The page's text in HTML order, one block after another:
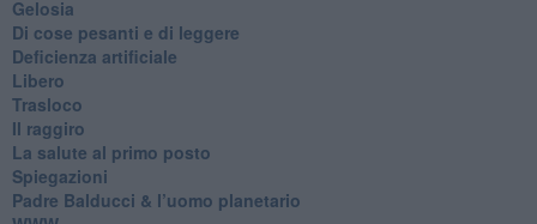
Gelosia
Di cose pesanti e di leggere
​Deficienza artificiale
Libero
Trasloco
Il raggiro
​La salute al primo posto
Spiegazioni
Padre Balducci & l’uomo planetario